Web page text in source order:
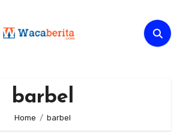
barbel
Home barbel